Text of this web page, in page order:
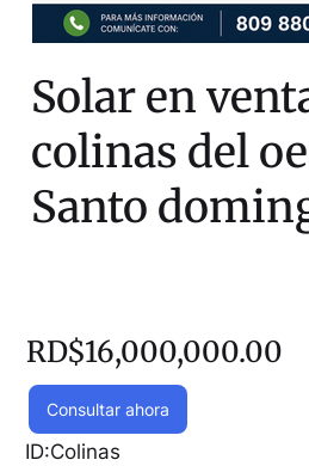
Solar en
colinas del
Santo
Consultar ahora
RD$16,000,000.00
ID:Colinas